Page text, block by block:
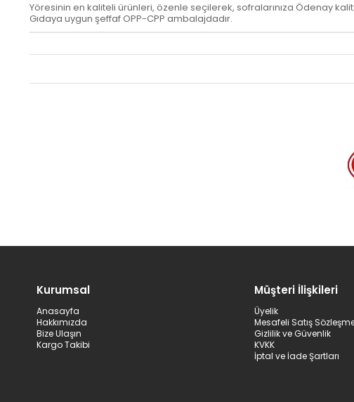
Yöresinin en kaliteli ürünleri, özenle seçilerek, sofralarınıza Ödenay
Gıdaya uygun şeffaf OPP-CPP ambalajdadır.
Kurumsal
Anasayfa
Hakkımızda
Bize Ulaşın
Kargo Takibi
Müşteri İlişkileri
Üyelik
Mesafeli Satış
Gizlilik ve Güvenlik
KVKK
İptal ve İade Şartları